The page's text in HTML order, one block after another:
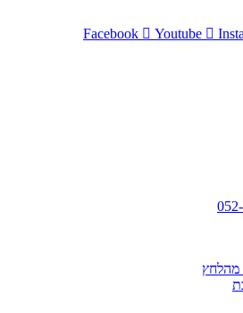
Facebook
Youtube
מהלחץ